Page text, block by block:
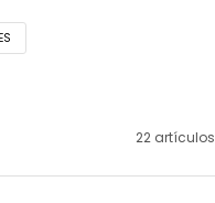
22 artículos